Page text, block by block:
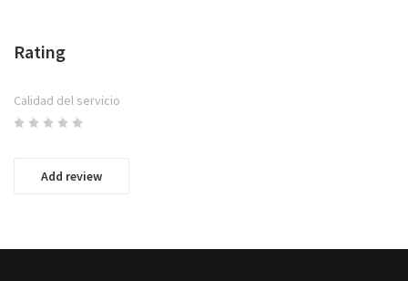
Rating
Calidad del servicio
Add review